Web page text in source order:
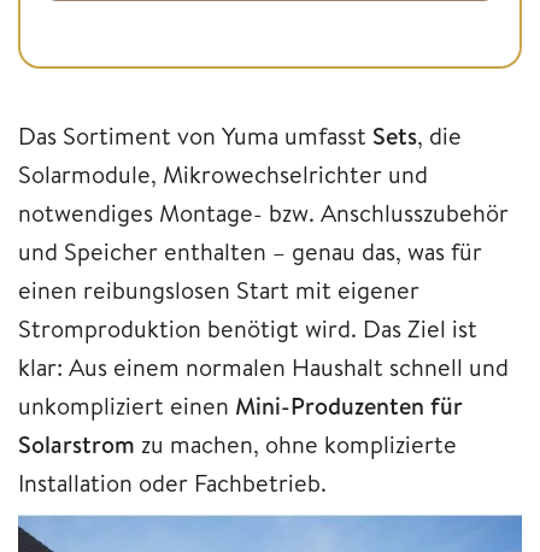
Das Sortiment von Yuma umfasst Sets, die
Solarmodule, Mikrowechselrichter und
notwendiges Montage- bzw. Anschlusszubehör
und Speicher enthalten – genau das, was für
einen reibungslosen Start mit eigener
Stromproduktion benötigt wird. Das Ziel ist
klar: Aus einem normalen Haushalt schnell und
unkompliziert einen Mini-Produzenten für
Solarstrom zu machen, ohne komplizierte
Installation oder Fachbetrieb.